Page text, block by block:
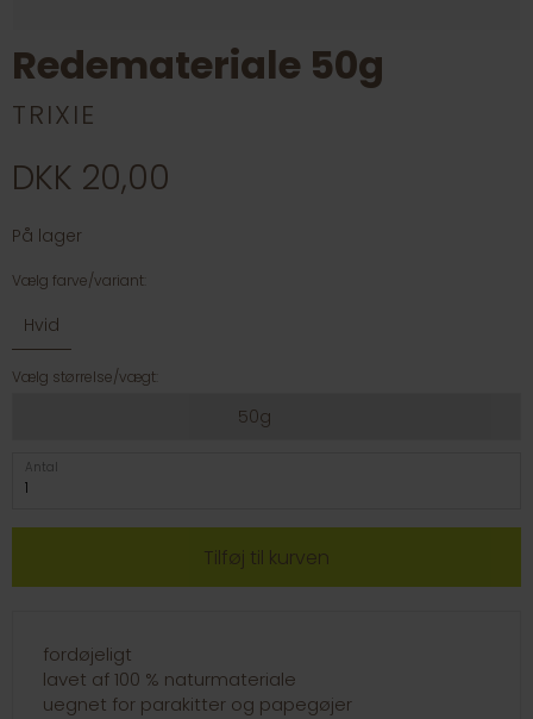
Redemateriale 50g
TRIXIE
DKK 20,00
På lager
Vælg farve/variant:
Hvid
Vælg størrelse/vægt:
50g
Antal
fordøjeligt
lavet af 100 % naturmateriale
uegnet for parakitter og papegøjer